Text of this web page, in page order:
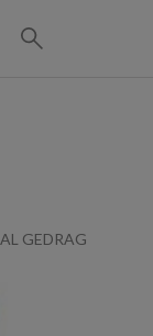
GEDRAG